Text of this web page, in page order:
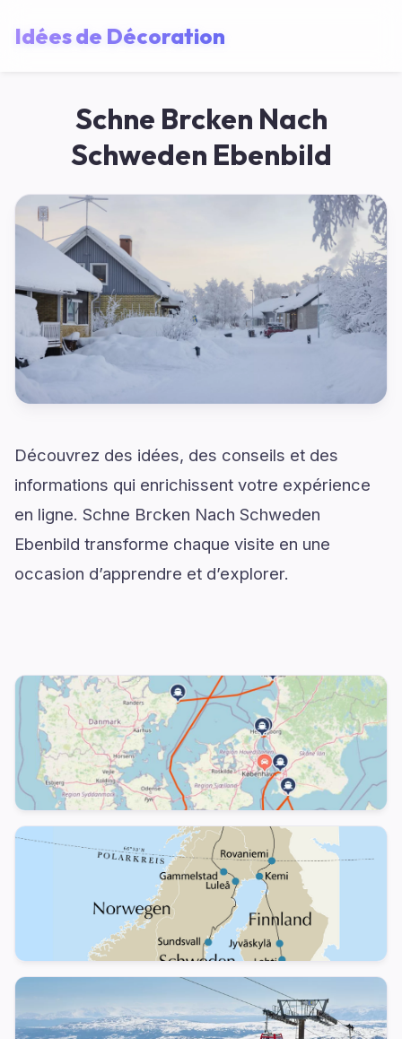
Idées de Décoration
Schne Brcken Nach
Schweden Ebenbild
Découvrez des idées, des conseils et des
informations qui enrichissent votre expérience
en ligne. Schne Brcken Nach Schweden
Ebenbild transforme chaque visite en une
occasion d’apprendre et d’explorer.